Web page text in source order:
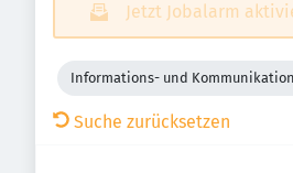
Jetzt Jobalarm
Informations- und
Suche zurücksetzen